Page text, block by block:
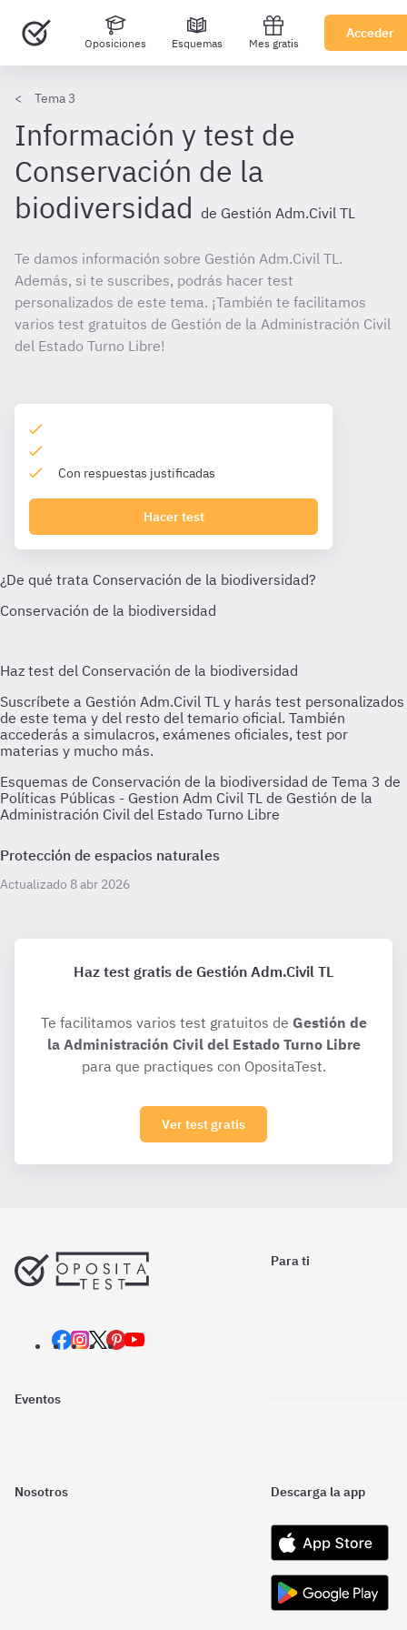
Oposiciones Esquemas Mes gratis
Acceder
Tema 3
Información y test de
Conservación de la
biodiversidad de Gestión Adm.Civil TL
Te damos información sobre Gestión Adm.Civil TL.
Además, si te suscribes, podrás hacer test
personalizados de este tema. ¡También te facilitamos
varios test gratuitos de Gestión de la Administración Civil
del Estado Turno Libre!
Con respuestas justificadas
Hacer test
Esquemas de Conservación de la biodiversidad de Tema 3 de
Políticas Públicas - Gestion Adm Civil TL de Gestión de la
Administración Civil del Estado Turno Libre
Protección de espacios naturales
Actualizado 8 abr 2026
Haz test gratis de Gestión Adm.Civil TL
Te facilitamos varios test gratuitos de Gestión de
la Administración Civil del Estado Turno Libre
para que practiques con OpositaTest.
Ver test gratis
Para ti
Eventos
Nosotros Descarga la app